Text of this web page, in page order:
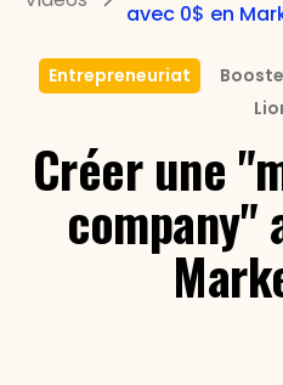
avec 0$ en
Entrepreneuriat
Créer une
company"